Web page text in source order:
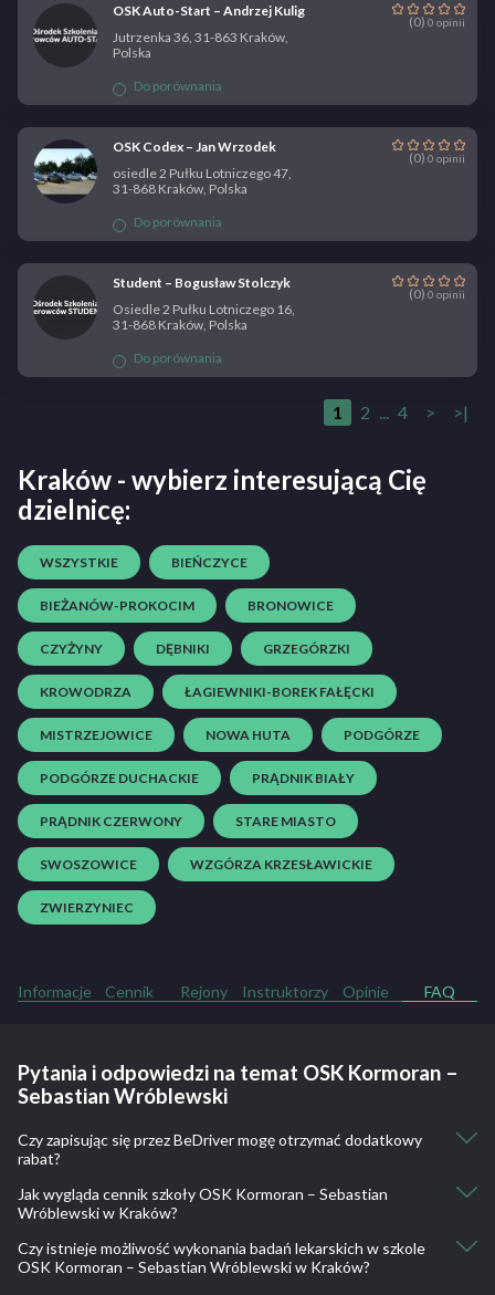
OSK Auto-Start – Andrzej Kulig
(0) 0 opinii
Jutrzenka 36, 31-863 Kraków,
Polska
Do porównania
OSK Codex – Jan Wrzodek
(0) 0 opinii
osiedle 2 Pułku Lotniczego 47,
31-868 Kraków, Polska
Do porównania
Student – Bogusław Stolczyk
(0) 0 opinii
Osiedle 2 Pułku Lotniczego 16,
31-868 Kraków, Polska
Do porównania
1 2 4 > >|
Kraków - wybierz interesującą Cię
dzielnicę:
WSZYSTKIE BIEŃCZYCE
BIEŻANÓW-PROKOCIM BRONOWICE
CZYŻYNY DĘBNIKI GRZEGÓRZKI
KROWODRZA ŁAGIEWNIKI-BOREK FAŁĘCKI
MISTRZEJOWICE NOWA HUTA PODGÓRZE
PODGÓRZE DUCHACKIE PRĄDNIK BIAŁY
PRĄDNIK CZERWONY STARE MIASTO
SWOSZOWICE WZGÓRZA KRZESŁAWICKIE
ZWIERZYNIEC
Informacje Cennik Rejony Instruktorzy Opinie FAQ
Pytania i odpowiedzi na temat OSK Kormoran –
Sebastian Wróblewski
Czy zapisując się przez BeDriver mogę otrzymać dodatkowy
rabat?
Tak.
Zniżka na kurs kategorii B przy zapisie przez BeDriver - 150
Zniżka na badanie lekarskie przy zapisie przez BeDriver - 50
Jak wygląda cennik szkoły OSK Kormoran – Sebastian
Wróblewski w Kraków?
Kurs eksternistyczny kat B: 3000
Kurs standardowy tygodniowy kat. B: 3200
Czy istnieje możliwość wykonania badań lekarskich w szkole
OSK Kormoran – Sebastian Wróblewski w Kraków?